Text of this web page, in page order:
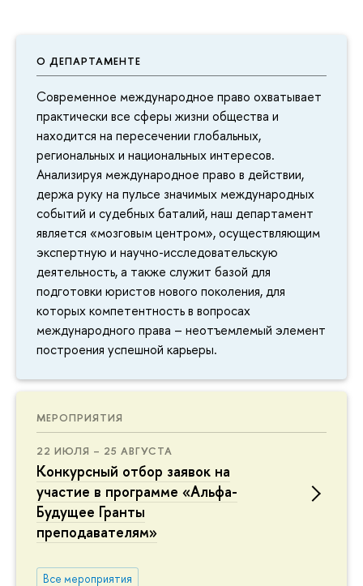
О ДЕПАРТАМЕНТЕ
Современное международное право охватывает
практически все сферы жизни общества и
находится на пересечении глобальных,
региональных и национальных интересов.
Анализируя международное право в действии,
держа руку на пульсе значимых международных
событий и судебных баталий, наш департамент
является «мозговым центром», осуществляющим
экспертную и научно-исследовательскую
деятельность, а также служит базой для
подготовки юристов нового поколения, для
которых компетентность в вопросах
международного права – неотъемлемый элемент
построения успешной карьеры.
МЕРОПРИЯТИЯ
22 ИЮЛЯ – 25 АВГУСТА
Конкурсный отбор заявок на
участие в программе «Альфа-
Будущее Гранты
преподавателям»
Все мероприятия